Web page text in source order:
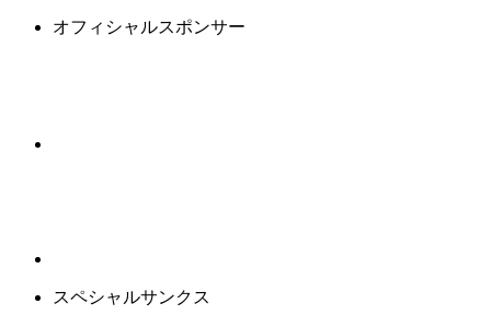
オフィシャルスポンサー
スペシャルサンクス